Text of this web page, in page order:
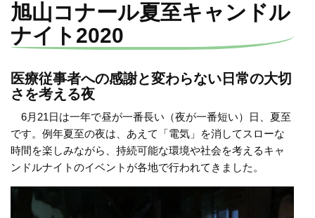
旭山コナール夏至キャンドル
ナイト2020
医療従事者への感謝と変わらない日常の大切
さを考える夜
6月21日は一年で昼が一番長い（夜が一番短い）日、夏至
です。例年夏至の夜は、あえて「電気」を消してスローな
時間を楽しみながら、持続可能な環境や社会を考えるキャ
ンドルナイトのイベントが各地で行われてきました。